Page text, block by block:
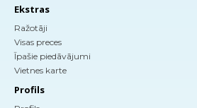
Ekstras
Ražotāji
Visas preces
Īpašie piedāvājumi
Vietnes karte
Profils